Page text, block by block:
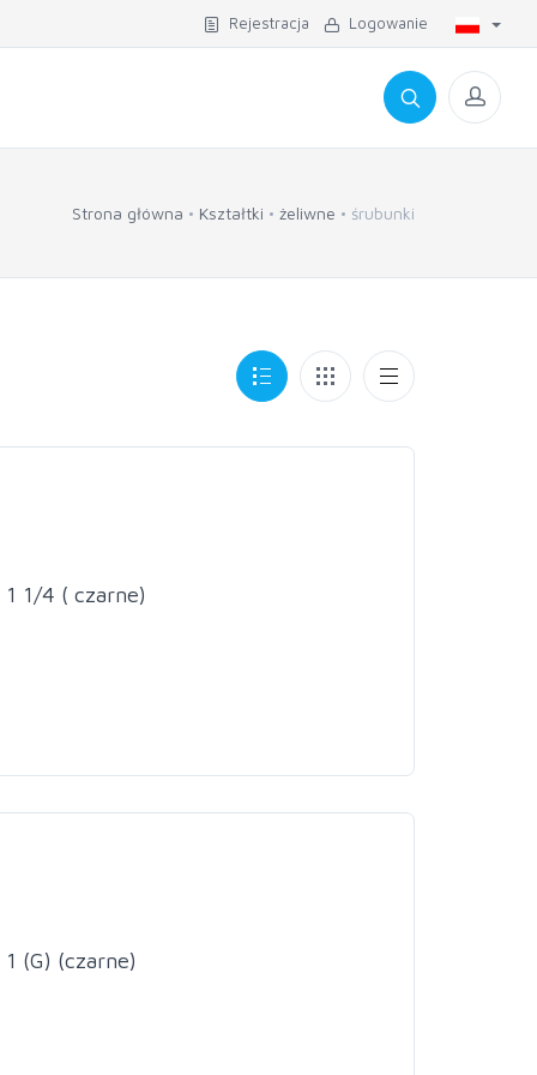
Rejestracja Logowanie
Strona główna Kształtki żeliwne śrubunki
1/4 ( czarne)
(G) (czarne)